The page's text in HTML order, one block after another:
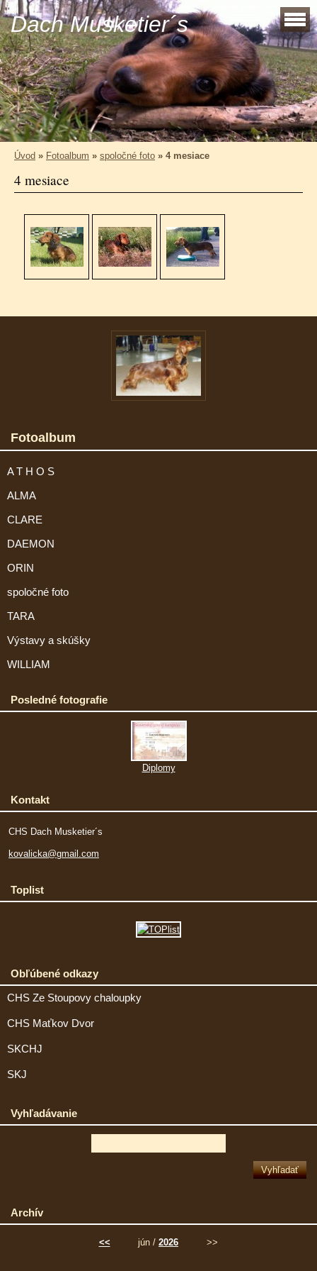
Dach Musketier´s
Úvod » Fotoalbum » spoločné foto » 4 mesiace
4 mesiace
Fotoalbum
A T H O S
ALMA
CLARE
DAEMON
ORIN
spoločné foto
TARA
Výstavy a skúšky
WILLIAM
Posledné fotografie
Diplomy
Kontakt
CHS Dach Musketier´s
kovalicka@gmail.com
Toplist
Obľúbené odkazy
CHS Ze Stoupovy chaloupky
CHS Maťkov Dvor
SKCHJ
SKJ
Vyhľadávanie
Archív
<< jún / 2026 >>